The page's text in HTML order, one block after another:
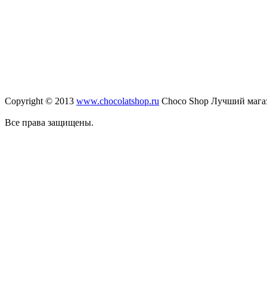
Copyright © 2013 www.chocolatshop.ru Choco Shop Лучший
Все права защищены.